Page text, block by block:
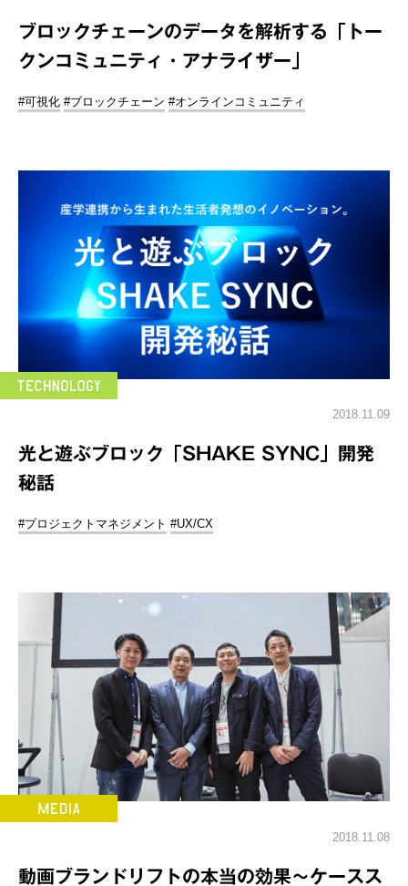
ブロックチェーンのデータを解析する「トー
クンコミュニティ・アナライザー」
#可視化 #ブロックチェーン #オンラインコミュニティ
2018.11.09
光と遊ぶブロック「SHAKE SYNC」開発
秘話
#プロジェクトマネジメント #UX/CX
2018.11.08
動画ブランドリフトの本当の効果～ケースス